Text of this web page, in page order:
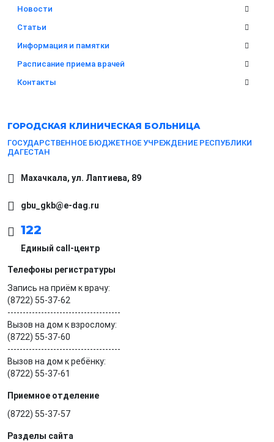
Новости
Статьи
Информация и памятки
Расписание приема врачей
Контакты
ГОРОДСКАЯ КЛИНИЧЕСКАЯ БОЛЬНИЦА
ГОСУДАРСТВЕННОЕ БЮДЖЕТНОЕ УЧРЕЖДЕНИЕ РЕСПУБЛИКИ
ДАГЕСТАН
Махачкала, ​ул. Лаптиева, 89
gbu_gkb@e-dag.ru
122
Единый call-центр
Телефоны регистратуры
Запись на приём к врачу:
(8722) 55-37-62
-------------------------------------
Вызов на дом к взрослому:
(8722) 55-37-60
-------------------------------------
Вызов на дом к ребёнку:
(8722) 55-37-61
Приемное отделение
(8722) 55-37-57
Разделы сайта